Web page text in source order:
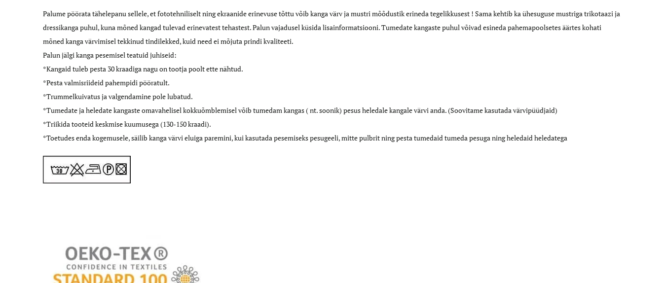
Palume pöörata tähelepanu sellele, et fototehniliselt ning ekraanide erinevuse tõttu võib kanga värv ja mustri mõõdustik erineda tegelikkusest ! Sama kehtib ka ühesuguse mustriga trikotaazi ja
dressikanga puhul, kuna mõned kangad tulevad erinevatest tehastest. Palun vajadusel küsida lisainformatsiooni. Tumedate kangaste puhul võivad esineda pahemapoolsetes äärtes kohati
mõned kanga värvimisel tekkinud tindilekked, kuid need ei mõjuta prindi kvaliteeti.
Palun jälgi kanga pesemisel teatuid juhiseid:
*Kangaid tuleb pesta 30 kraadiga nagu on tootja poolt ette nähtud.
*Pesta valmisriideid pahempidi pööratult.
*Trummelkuivatus ja valgendamine pole lubatud.
*Tumedate ja heledate kangaste omavahelisel kokkuõmblemisel võib tumedam kangas ( nt. soonik) pesus heledale kangale värvi anda. (Soovitame kasutada värvipüüdjaid)
*Triikida tooteid keskmise kuumusega (130-150 kraadi).
*Toetudes enda kogemusele, säilib kanga värvi eluiga paremini, kui kasutada pesemiseks pesugeeli, mitte pulbrit ning pesta tumedaid tumeda pesuga ning heledaid heledatega